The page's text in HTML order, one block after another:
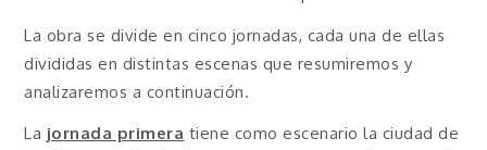
La obra se divide en cinco jornadas, cada una de ellas
divididas en distintas escenas que resumiremos y
analizaremos a continuación.
La jornada primera tiene como escenario la ciudad de